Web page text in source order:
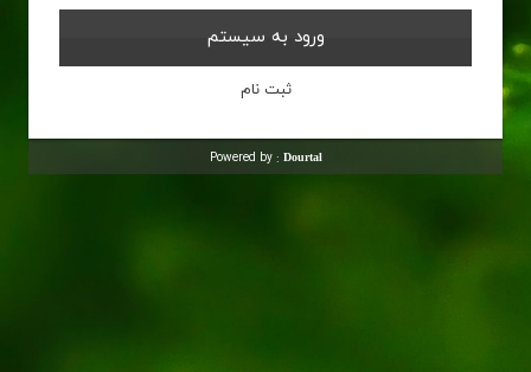
Powered by : Dourtal